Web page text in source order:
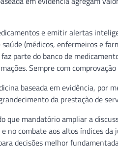
e emitir alertas
(médicos, enfermeiros e
parte do banco de
Sempre com
baseada em evidência, por
da prestação de
que mandatório ampliar a
no combate aos altos índices
decisões melhor